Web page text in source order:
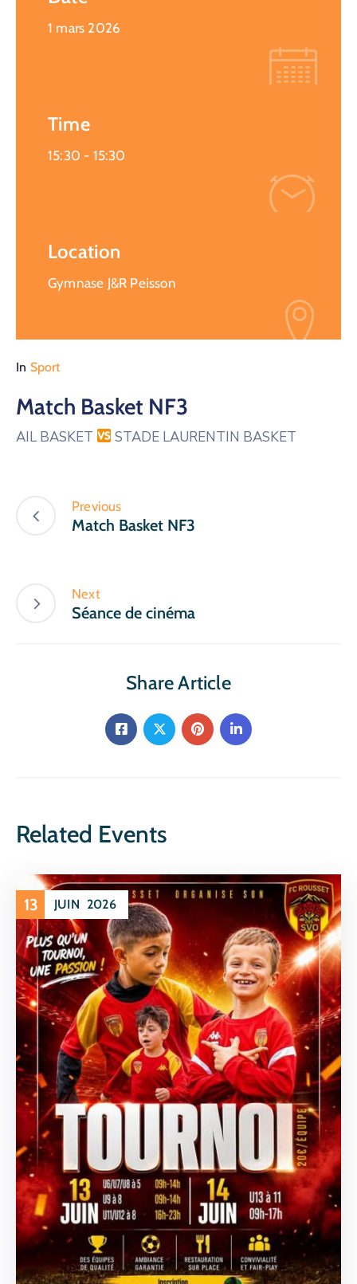
1 mars 2026
Time
15:30 - 15:30
Location
Gymnase J&R Peisson
In Sport
Match Basket NF3
AIL BASKET STADE LAURENTIN BASKET
Previous
Match Basket NF3
Next
Séance de cinéma
Share Article
Related Events
13 JUIN 2026